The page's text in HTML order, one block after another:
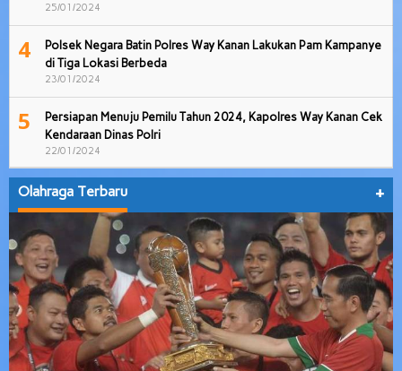
25/01/2024
4
Polsek Negara Batin Polres Way Kanan Lakukan Pam Kampanye
di Tiga Lokasi Berbeda
23/01/2024
5
Persiapan Menuju Pemilu Tahun 2024, Kapolres Way Kanan Cek
Kendaraan Dinas Polri
22/01/2024
Olahraga Terbaru +